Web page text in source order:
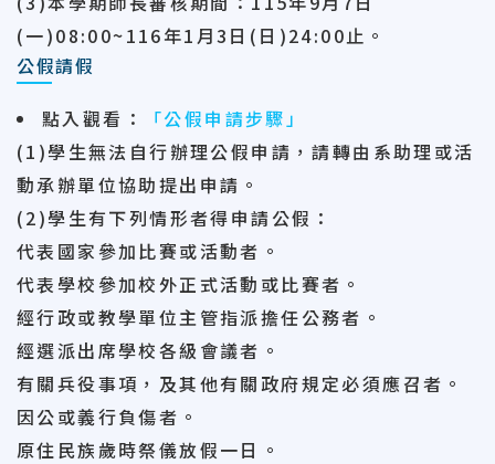
(一)08:00~116年1月3日(日)24:00止。
公假請假
點入觀看 ：
「公假申請步驟」
(1)學生無法自行辦理公假申請，請轉由系助理或活
動承辦單位協助提出申請。
(2)學生有下列情形者得申請公假：
代表國家參加比賽或活動者。
代表學校參加校外正式活動或比賽者。
經行政或教學單位主管指派擔任公務者。
經選派出席學校各級會議者。
有關兵役事項，及其他有關政府規定必須應召者。
因公或義行負傷者。
原住民族歲時祭儀放假一日。